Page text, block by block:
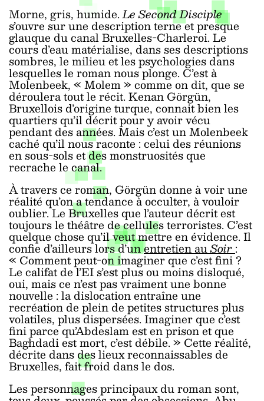
Morne, gris, humide.Le Second Disciple
s’ouvre sur une description terne et presque
glauque du canal Bruxelles-Charleroi. Le
cours d’eau matérialise, dans ses descriptions
sombres, le milieu et les psychologies dans
lesquelles le roman nous plonge. C’est à
Molenbeek, « Molem » comme on dit, que se
déroulera tout le récit. Kenan Görgün,
Bruxellois d’origine turque, connait bien les
quartiers qu’il décrit pour y avoir vécu
pendant des années. Mais c’est un Molenbeek
caché qu’il nous raconte : celui des réunions
en sous-sols et des monstruosités que
recrache le canal.
À travers ce roman, Görgün donne à voir une
réalité qu’on a tendance à occulter, à vouloir
oublier. Le Bruxelles que l’auteur décrit est
toujours le théâtre de cellules terroristes. C’est
quelque chose qu’il veut mettre en évidence. Il
confie d’ailleurs lors d’unentretien auSoir:
« Comment peut-on imaginer que c’est fini ?
Le califat de l’EI s’est plus ou moins disloqué,
oui, mais ce n’est pas vraiment une bonne
nouvelle : la dislocation entraîne une
recréation de plein de petites structures plus
volatiles, plus dispersées. Imaginer que c’est
fini parce qu’Abdeslam est en prison et que
Baghdadi est mort, c’est débile. » Cette réalité,
décrite dans des lieux reconnaissables de
Bruxelles, fait froid dans le dos.
Les personnages principaux du roman sont,